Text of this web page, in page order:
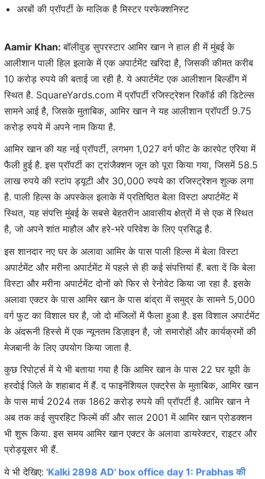
अरबों की प्रॉपर्टी के मालिक है मिस्टर परफेक्शनिस्ट
Aamir Khan:बॉलीवुड सुपरस्टार आमिर खान ने हाल ही में मुंबई के
आलीशान पाली हिल इलाके में एक अपार्टमेंट खरिदा है, जिसकी कीमत करीब
10 करोड़ रुपये की बताई जा रही है. ये अपार्टमेंट एक आलीशान बिल्डींग में
स्थित है. SquareYards.com में प्रॉपर्टी रजिस्ट्रेशन रिकॉर्ड की डिटेल्स
सामने आई है, जिसके मुताबिक, आमिर खान ने यह आलीशान प्रॉपर्टी 9.75
करोड़ रुपये में अपने नाम किया है.
आमिर खान की यह नई प्रॉपर्टी, लगभग 1,027 वर्ग फीट के कारपेट एरिया में
फैली हुई है. इस प्रॉपर्टी का ट्रांजैक्शन जून को पूरा किया गया, जिसमें 58.5
लाख रुपये की स्टांप ड्यूटी और 30,000 रुपये का रजिस्ट्रेशन शुल्क लगा
है. पाली हिल्स के अपस्केल इलाके में प्रतिष्ठित बेला विस्टा अपार्टमेंट में
स्थित, यह संपत्ति मुंबई के सबसे बेहतरीन आवासीय क्षेत्रों में से एक में स्थित
है, जो अपने शांत माहौल और हरे-भरे परिवेश के लिए प्रसिद्ध है.
इस शानदार नए घर के अलावा आमिर के पास पाली हिल्स में बेला विस्टा
अपार्टमेंट और मरीना अपार्टमेंट में पहले से ही कई संपत्तियां हैं. बता दें कि बेला
विस्टा और मरीना अपार्टमेंट दोनों को फिर से रेनोवेट किया जा रहा है. इसके
अलावा एक्टर के पास आमिर खान के पास बांद्रा में समुद्र के सामने 5,000
वर्ग फुट का विशाल घर है, जो दो मंजिलों में फैला हुआ है. इस विशाल अपार्टमेंट
के अंदरूनी हिस्से में एक न्यूनतम डिज़ाइन है, जो समारोहों और कार्यक्रमों की
मेजबानी के लिए उपयोग किया जाता है.
कुछ रिपोर्ट्स में ये भी बताया गया है कि आमिर खान के पास 22 घर यूपी के
हरदोई जिले के शहाबाद में हैं. द फाइनेंशियल एक्ट्रेस के मुताबिक, आमिर खान
के पास मार्च 2024 तक 1862 करोड़ रुपये की प्रॉपर्टी है. आमिर खान ने
अब तक कई सुपरहिट फिल्में कीं और साल 2001 में आमिर खान प्रोडक्शन
भी शुरू किया. इस समय आमिर खान एक्टर के अलावा डायरेक्टर, राइटर और
प्रोड्यूसर भी हैं.
ये भी देखिए: 'Kalki 2898 AD' box office day 1: Prabhas की